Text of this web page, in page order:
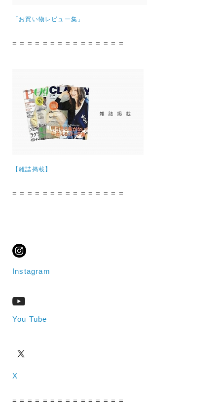
「お買い物レビュー集」
= = = = = = = = = = = = = = =
【雑誌掲載】
= = = = = = = = = = = = = = =
Instagram
You Tube
X
= = = = = = = = = = = = = = =